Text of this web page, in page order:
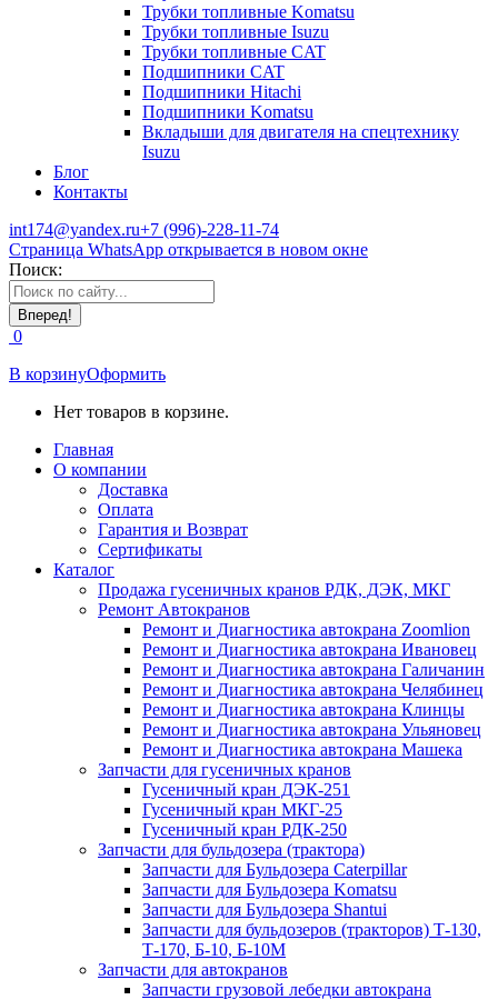
Трубки топливные Komatsu
Трубки топливные Isuzu
Трубки топливные CAT
Подшипники CAT
Подшипники Hitachi
Подшипники Komatsu
Вкладыши для двигателя на спецтехнику
Isuzu
Блог
Контакты
int174@yandex.ru+7 (996)-228-11-74
Страница WhatsApp открывается в новом окне
Поиск:
0
В корзинуОформить
Нет товаров в корзине.
Главная
О компании
Доставка
Оплата
Гарантия и Возврат
Сертификаты
Каталог
Продажа гусеничных кранов РДК, ДЭК, МКГ
Ремонт Автокранов
Ремонт и Диагностика автокрана Zoomlion
Ремонт и Диагностика автокрана Ивановец
Ремонт и Диагностика автокрана Галичанин
Ремонт и Диагностика автокрана Челябинец
Ремонт и Диагностика автокрана Клинцы
Ремонт и Диагностика автокрана Ульяновец
Ремонт и Диагностика автокрана Машека
Запчасти для гусеничных кранов
Гусеничный кран ДЭК-251
Гусеничный кран МКГ-25
Гусеничный кран РДК-250
Запчасти для бульдозера (трактора)
Запчасти для Бульдозера Caterpillar
Запчасти для Бульдозера Komatsu
Запчасти для Бульдозера Shantui
Запчасти для бульдозеров (тракторов) Т-130,
Т-170, Б-10, Б-10М
Запчасти для автокранов
Запчасти грузовой лебедки автокрана